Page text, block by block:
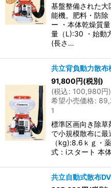
基盤整備された大
能機。肥料・防除
ー ・本体乾燥質
量（L):30 ・始動
(長さ…
共立背負動力散
91,800円(税別)
(税込: 100,980円)
希望小売価格:
1
標準区画向き除草
で小規模散布に
（kg):8.6ｋｇ・
式：iスタート 本
共立自動式散布